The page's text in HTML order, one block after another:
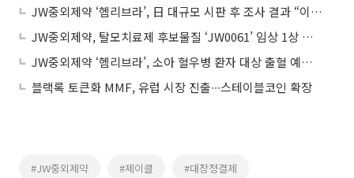
JW중외제약 ‘헴리브라’, 日 대규모 시판 후 조사 결과 “이상 반응 없어”
JW중외제약, 탈모치료제 후보물질 ‘JW0061’ 임상 1상 승인
JW중외제약 ‘헴리브라’, 소아 혈우병 환자 대상 출혈 예방 효과·안전성 재확인
블랙록 토큰화 MMF, 유럽 시장 진출∙∙∙스테이블코인 확장
#JW중외제약 #제이클 #대장정결제